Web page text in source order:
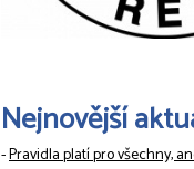
Nejnovější
-Pravidla platí pro všechny,